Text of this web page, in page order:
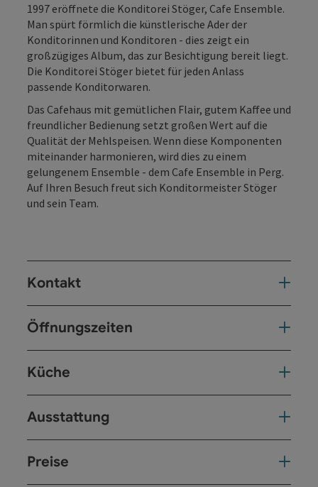
1997 eröffnete die Konditorei Stöger, Cafe Ensemble.
Man spürt förmlich die künstlerische Ader der
Konditorinnen und Konditoren - dies zeigt ein
großzügiges Album, das zur Besichtigung bereit liegt.
Die Konditorei Stöger bietet für jeden Anlass
passende Konditorwaren.
Das Cafehaus mit gemütlichen Flair, gutem Kaffee und
freundlicher Bedienung setzt großen Wert auf die
Qualität der Mehlspeisen. Wenn diese Komponenten
miteinander harmonieren, wird dies zu einem
gelungenem Ensemble - dem Cafe Ensemble in Perg.
Auf Ihren Besuch freut sich Konditormeister Stöger
und sein Team.
Kontakt
Öffnungszeiten
Küche
Ausstattung
Preise